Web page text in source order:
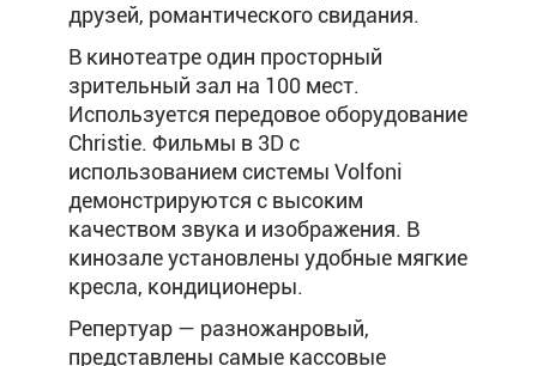
друзей, романтического свидания.
В кинотеатре один просторный
зрительный зал на 100 мест.
Используется передовое оборудование
Christie. Фильмы в 3D с
использованием системы Volfoni
демонстрируются с высоким
качеством звука и изображения. В
кинозале установлены удобные мягкие
кресла, кондиционеры.
Репертуар — разножанровый,
представлены самые кассовые